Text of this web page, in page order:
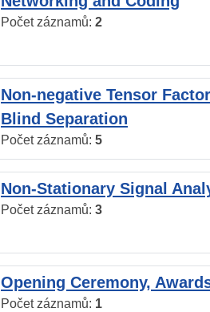
Počet záznamů: 2
Non-negative Tensor
Blind Separation
Počet záznamů: 5
Non-Stationary Signal
Počet záznamů: 3
Opening Ceremony,
Počet záznamů: 1